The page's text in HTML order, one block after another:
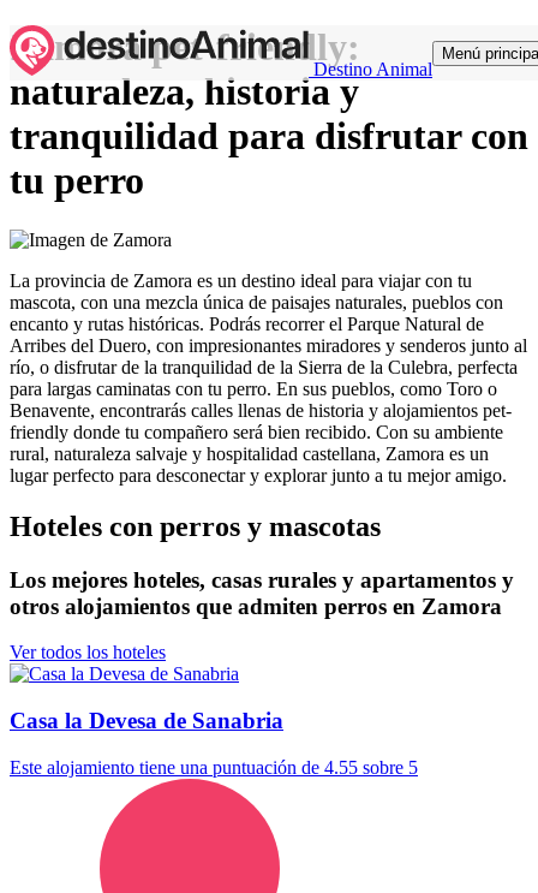
Destino Animal
Menú
Zamora pet-friendly:
naturaleza, historia y
tranquilidad para disfrutar con
tu perro
La provincia de Zamora es un destino ideal para viajar con tu
mascota, con una mezcla única de paisajes naturales, pueblos con
encanto y rutas históricas. Podrás recorrer el Parque Natural de
Arribes del Duero, con impresionantes miradores y senderos junto al
río, o disfrutar de la tranquilidad de la Sierra de la Culebra, perfecta
para largas caminatas con tu perro. En sus pueblos, como Toro o
Benavente, encontrarás calles llenas de historia y alojamientos pet-
friendly donde tu compañero será bien recibido. Con su ambiente
rural, naturaleza salvaje y hospitalidad castellana, Zamora es un
lugar perfecto para desconectar y explorar junto a tu mejor amigo.
Hoteles con perros y mascotas
Los mejores hoteles, casas rurales y apartamentos y
otros alojamientos que admiten perros en Zamora
Ver todos los hoteles
Casa la Devesa de Sanabria
Este alojamiento tiene una puntuación de 4.55 sobre 5